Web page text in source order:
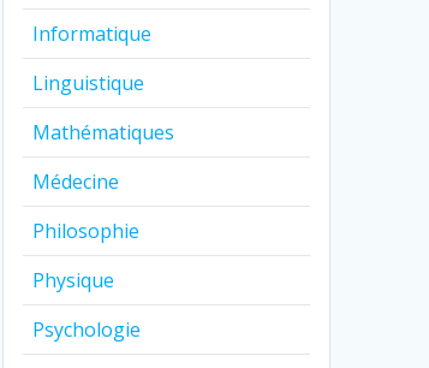
Informatique
Linguistique
Mathématiques
Médecine
Philosophie
Physique
Psychologie